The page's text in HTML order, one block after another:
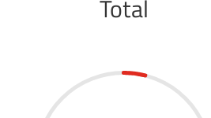
Total